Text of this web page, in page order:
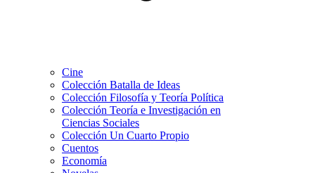
Cine
Colección Batalla de Ideas
Colección Filosofía y Teoría Política
Colección Teoría e Investigación en
Ciencias Sociales
Colección Un Cuarto Propio
Cuentos
Economía